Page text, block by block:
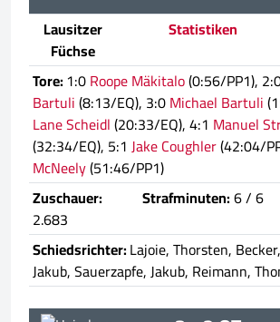
Lausitzer
Füchse
Statistiken
Tore:1:0Roope Mäkitalo(0:56/PP1),
Bartuli(8:13/EQ), 3:0Michael Bartuli
Lane Scheidl(20:33/EQ), 4:1 Manuel
(32:34/EQ), 5:1 Jake Coughler(42:04/
McNeely(51:46/PP1)
Zuschauer:
2.683
Strafminuten:6 / 6
Schiedsrichter:Lajoie, Thorsten,
Jakub, Sauerzapfe, Jakub, Reimann,